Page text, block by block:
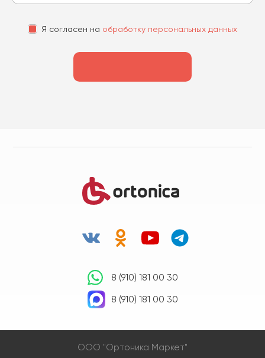
Я согласен на обработку персональных данных
8 (910) 181 00 30
8 (910) 181 00 30
OOO "Ортоника Маркет"